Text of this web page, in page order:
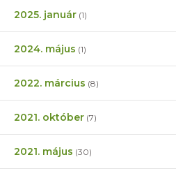
2025. január (1)
2024. május (1)
2022. március (8)
2021. október (7)
2021. május (30)